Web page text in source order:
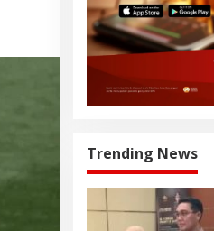
Trending News